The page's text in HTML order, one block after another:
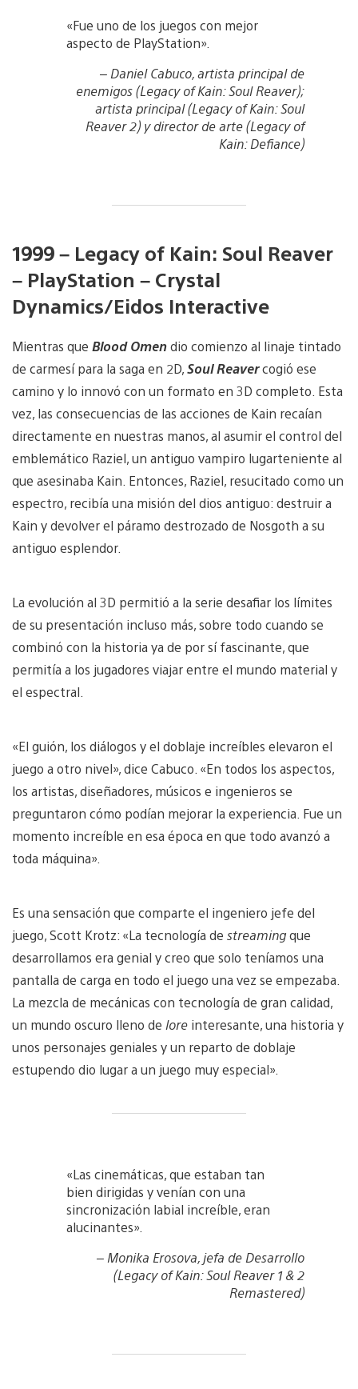
«Fue uno de los juegos con mejor
aspecto de PlayStation».
– Daniel Cabuco, artista principal de
enemigos (Legacy of Kain: Soul Reaver);
artista principal (Legacy of Kain: Soul
Reaver 2) y director de arte (Legacy of
Kain: Defiance)
1999 – Legacy of Kain: Soul Reaver
– PlayStation – Crystal
Dynamics/Eidos Interactive
Mientras que Blood Omendio comienzo al linaje tintado
de carmesí para la saga en 2D,Soul Reavercogió ese
camino y lo innovó con un formato en 3D completo. Esta
vez, las consecuencias de las acciones de Kain recaían
directamente en nuestras manos, al asumir el control del
emblemático Raziel, un antiguo vampiro lugarteniente al
que asesinaba Kain. Entonces, Raziel, resucitado como un
espectro, recibía una misión del dios antiguo: destruir a
Kain y devolver el páramo destrozado de Nosgoth a su
antiguo esplendor.
La evolución al 3D permitió a la serie desafiar los límites
de su presentación incluso más, sobre todo cuando se
combinó con la historia ya de por sí fascinante, que
permitía a los jugadores viajar entre el mundo material y
el espectral.
«El guión, los diálogos y el doblaje increíbles elevaron el
juego a otro nivel», dice Cabuco. «En todos los aspectos,
los artistas, diseñadores, músicos e ingenieros se
preguntaron cómo podían mejorar la experiencia. Fue un
momento increíble en esa época en que todo avanzó a
toda máquina».
Es una sensación que comparte el ingeniero jefe del
juego, Scott Krotz: «La tecnología de streamingque
desarrollamos era genial y creo que solo teníamos una
pantalla de carga en todo el juego una vez se empezaba.
La mezcla de mecánicas con tecnología de gran calidad,
un mundo oscuro lleno de lore interesante, una historia y
unos personajes geniales y un reparto de doblaje
estupendo dio lugar a un juego muy especial».
«Las cinemáticas, que estaban tan
bien dirigidas y venían con una
sincronización labial increíble, eran
alucinantes».
– Monika Erosova, jefa de Desarrollo
(Legacy of Kain: Soul Reaver 1 & 2
Remastered)